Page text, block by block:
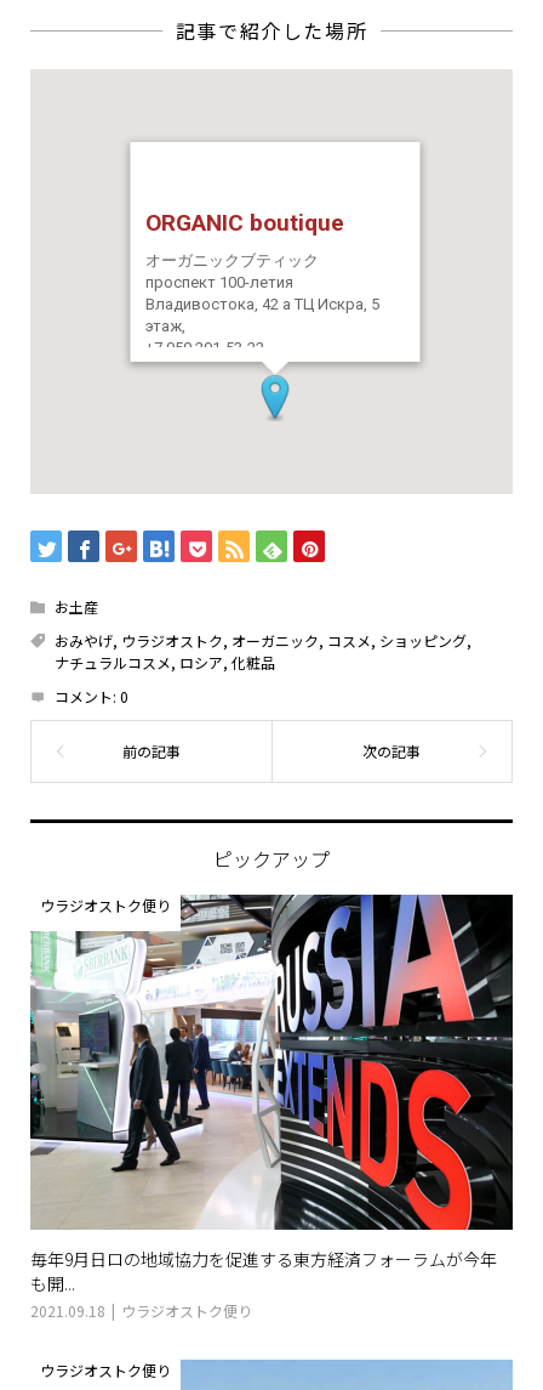
ORGANIC boutique
オーガニックブティック
проспект 100-летия
Владивостока, 42 а ТЦ Искра, 5
этаж,
+7 950 291-53-22
https://www.instagram.com/organic_vl/
お土産
おみやげ, ウラジオストク, オーガニック, コスメ, ショッピング,
ナチュラルコスメ, ロシア, 化粧品
コメント: 0
ピックアップ
ウラジオストク便り
毎年9月日ロの地域協力を促進する東方経済フォーラムが今年
も開...
2021.09.18 ウラジオストク便り
ウラジオストク便り